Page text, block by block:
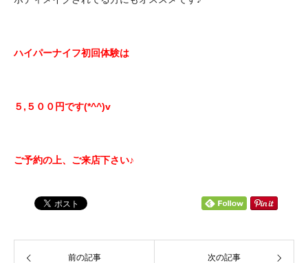
ハイパーナイフ初回体験は
５,５００円です(*^^)v
ご予約の上、ご来店下さい♪
前の記事 次の記事